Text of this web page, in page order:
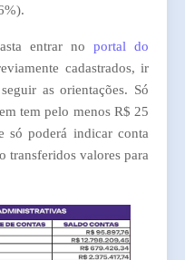
entrar no portal do
cadastrados, ir
as orientações. Só
tem pelo menos R$ 25
só poderá indicar conta
transferidos valores para